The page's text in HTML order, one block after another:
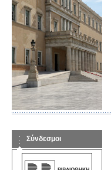
Σύνδεσμοι